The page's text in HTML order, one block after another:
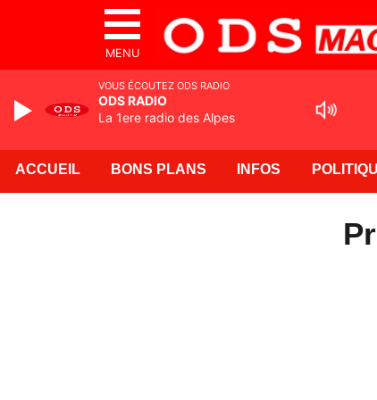
MENU
ACCUEIL BONS PLANS INFOS
VOUS ÉCOUTEZ ODS RADIO
ODS RADIO
La 1ere radio des Alpes